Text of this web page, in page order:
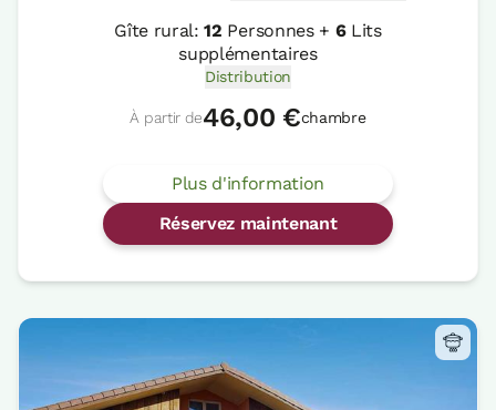
Gîte rural:12 Personnes + 6Lits
supplémentaires
Distribution
À partir de46,00 €chambre
Plus d'information
Réservez maintenant